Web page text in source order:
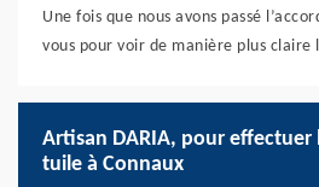
Une fois que nous avons passé
vous pour voir de manière plus
Artisan DARIA, pour effectuer
tuile à Connaux